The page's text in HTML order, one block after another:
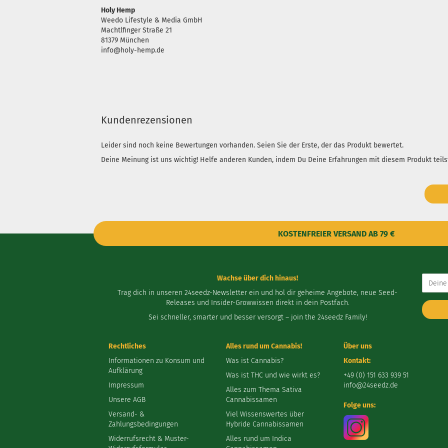
Holy Hemp
Weedo Lifestyle & Media GmbH
Machtlfinger Straße 21
81379 München
info@holy-hemp.de
Kundenrezensionen
Leider sind noch keine Bewertungen vorhanden. Seien Sie der Erste, der das Produkt bewertet.
Deine Meinung ist uns wichtig! Helfe anderen Kunden, indem Du Deine Erfahrungen mit diesem Produkt
KOSTENFREIER VERSAND AB 79 €
Wachse über dich hinaus!
Trag dich in unseren 24seedz-Newsletter ein und hol dir geheime Angebote, neue Seed-
Releases und Insider-Growwissen direkt in dein Postfach.
Sei schneller, smarter und besser versorgt – join the 24seedz Family!
Addresse
Rechtliches
Informationen zu Konsum und
Aufklärung
Impressum
Unsere AGB
Versand- &
Zahlungsbedingungen
Widerrufsrecht & Muster-
Alles rund um Cannabis!
Was ist Cannabis?
Was ist THC und wie wirkt es?
Alles zum Thema Sativa
Cannabissamen
Viel Wissenswertes über
Hybride Cannabissamen
Alles rund um Indica
Über uns
Kontakt:
+49 (0) 151 633 939 51
info@24seedz.de
Folge uns: